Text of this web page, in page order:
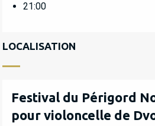
21:00
LOCALISATION
Festival du Périgord
pour violoncelle de